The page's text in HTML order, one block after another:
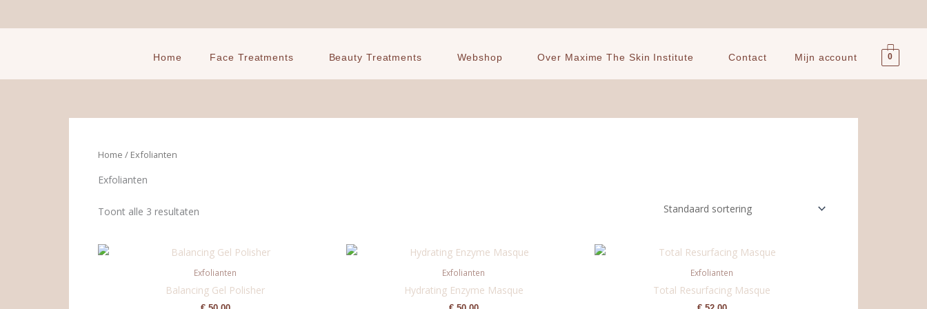
Home Face Treatments Beauty Treatments Webshop Over Maxime The Skin Institute Contact Mijn account 0
Home / Exfolianten
Exfolianten
Toont alle 3 resultaten
Exfolianten
Balancing Gel Polisher
Exfolianten
Hydrating Enzyme Masque
Exfolianten
Total Resurfacing Masque